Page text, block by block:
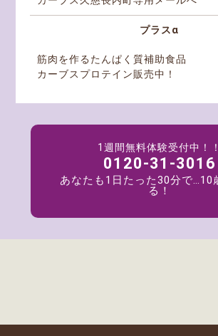
プラスα
筋肉を作るたんぱく質補助食品
カーブスプロテイン販売中！
1週間無料体験受付中！！
0120-31-3016
あなたも1日たった30分で…10
る！